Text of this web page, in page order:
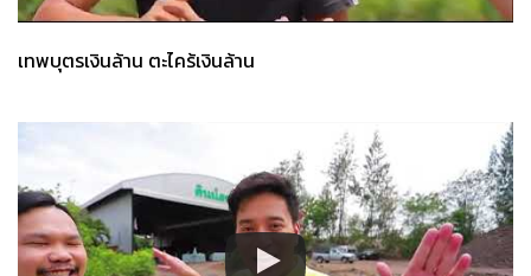
เทพบุตรเงินล้าน ตะไคร้เงินล้าน